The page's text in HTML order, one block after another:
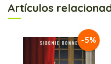
Artículos
-5%